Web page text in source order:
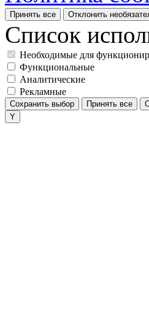
Принять все Отклонить
Список
Необходимые для
Функциональные
Аналитические
Рекламные
Сохранить выбор Принять все